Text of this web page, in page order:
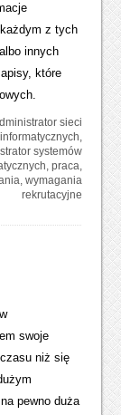
z tych
innych
które
sieci
informatycznych,
systemów
,praca,
,wymagania
rekrutacyjne
swoje
niż się
pewno duża